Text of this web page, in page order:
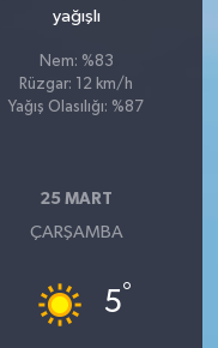
yağışlı
Nem: %83
Rüzgar: 12 km/h
Yağış Olasılığı: %87
25 MART
ÇARŞAMBA
5°